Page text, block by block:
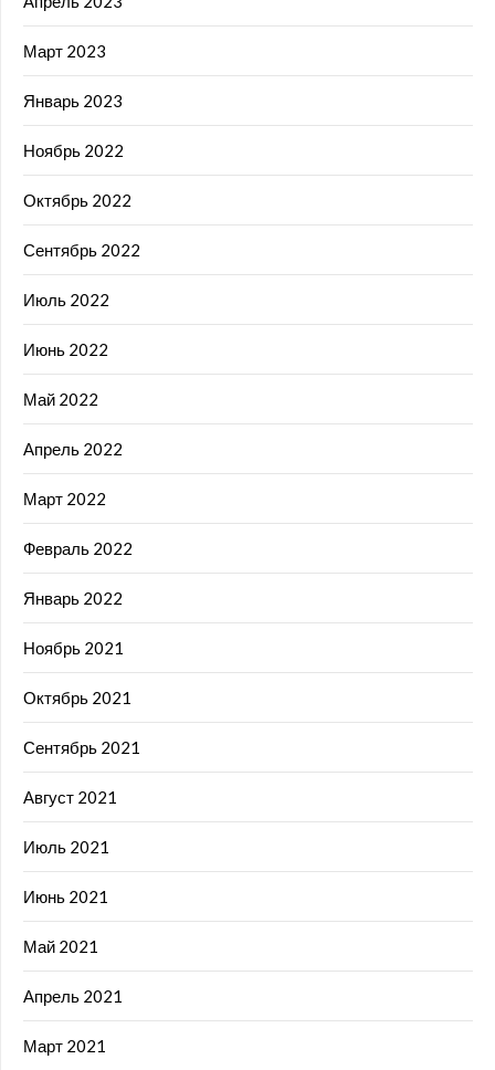
Март 2023
Январь 2023
Ноябрь 2022
Октябрь 2022
Сентябрь 2022
Июль 2022
Июнь 2022
Май 2022
Апрель 2022
Март 2022
Февраль 2022
Январь 2022
Ноябрь 2021
Октябрь 2021
Сентябрь 2021
Август 2021
Июль 2021
Июнь 2021
Май 2021
Апрель 2021
Март 2021